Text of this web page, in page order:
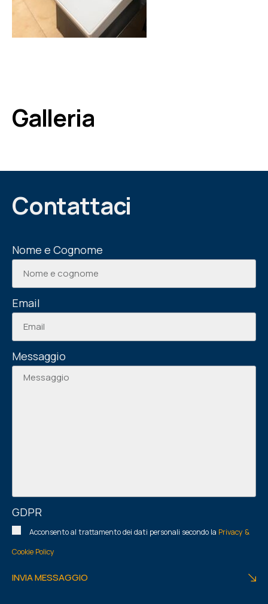
Galleria
Contattaci
Nome e Cognome
Email
Messaggio
GDPR
Acconsento al trattamento dei dati personali secondo la Privacy &
Cookie Policy
INVIA MESSAGGIO